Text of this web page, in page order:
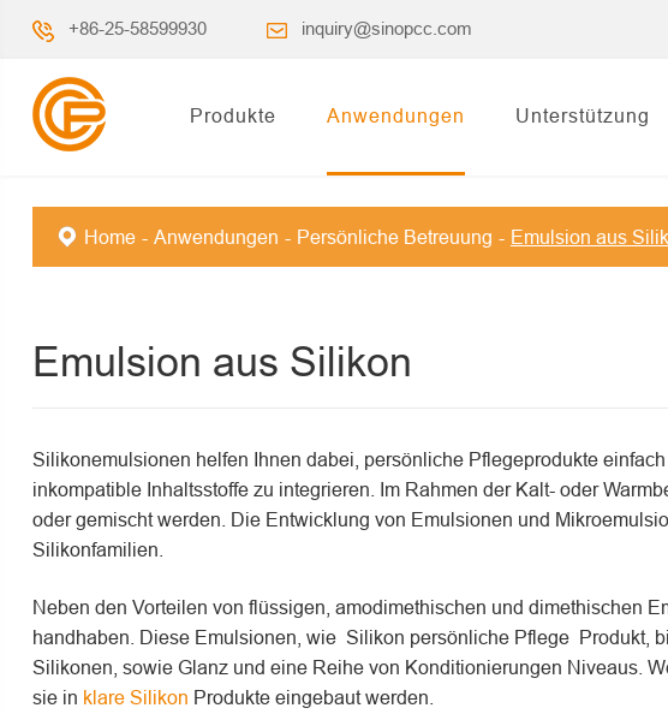
+86-25-58599930 inquiry@sinopcc.com
Produkte Anwendungen Unterstützung
Home Anwendungen Persönliche Betreuung Emulsion aus
Emulsion aus Silikon
Silikonemulsionen helfen Ihnen dabei, persönliche Pflegeprodukte
inkompatible Inhaltsstoffe zu integrieren. Im Rahmen der Kalt- oder
oder gemischt werden. Die Entwicklung von Emulsionen und
Silikonfamilien.
Neben den Vorteilen von flüssigen, amodimethischen und dimethischen
handhaben. Diese Emulsionen, wie Silikon persönliche Pflege Produkt,
Silikonen, sowie Glanz und eine Reihe von Konditionierungen Niveaus.
sie in klare Silikon Produkte eingebaut werden.